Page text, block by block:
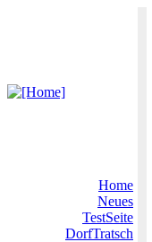
Home
Neues
TestSeite
DorfTratsch